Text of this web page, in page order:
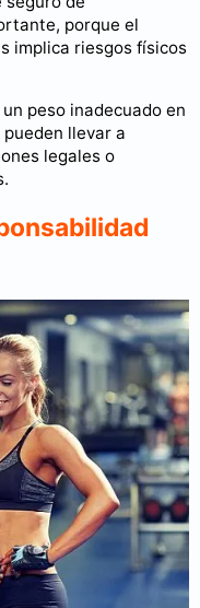
porque el
implica riesgos físicos
peso inadecuado en
llevar a
legales o